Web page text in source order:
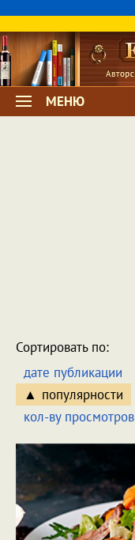
МЕНЮ
Сортировать по:
дате публикации
популярности
кол-ву просмотров